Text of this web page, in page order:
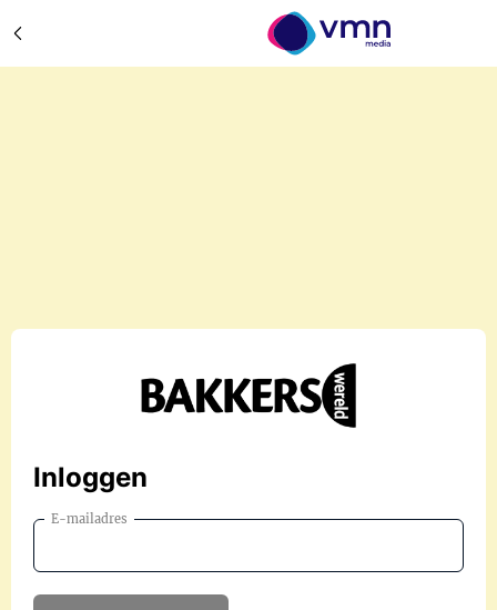
Inloggen
E-mailadres